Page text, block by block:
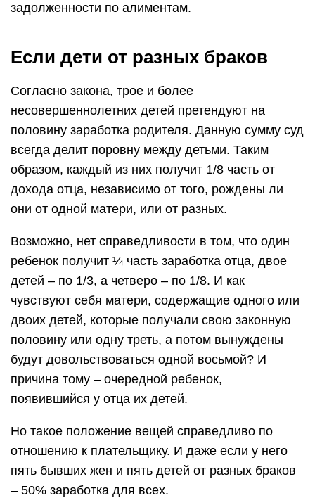
задолженности по алиментам.
Если дети от разных браков
Согласно закона, трое и более
несовершеннолетних детей претендуют на
половину заработка родителя. Данную сумму суд
всегда делит поровну между детьми. Таким
образом, каждый из них получит 1/8 часть от
дохода отца, независимо от того, рождены ли
они от одной матери, или от разных.
Возможно, нет справедливости в том, что один
ребенок получит ¼ часть заработка отца, двое
детей – по 1/3, а четверо – по 1/8. И как
чувствуют себя матери, содержащие одного или
двоих детей, которые получали свою законную
половину или одну треть, а потом вынуждены
будут довольствоваться одной восьмой? И
причина тому – очередной ребенок,
появившийся у отца их детей.
Но такое положение вещей справедливо по
отношению к плательщику. И даже если у него
пять бывших жен и пять детей от разных браков
– 50% заработка для всех.